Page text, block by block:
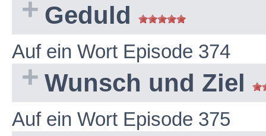
Geduld
Auf ein Wort Episode 374
Wunsch und Ziel
Auf ein Wort Episode 375